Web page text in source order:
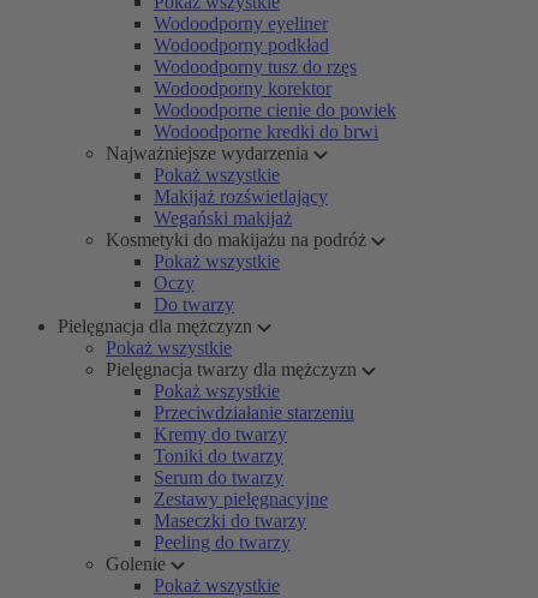
Wodoodporny eyeliner
Wodoodporny podkład
Wodoodporny tusz do rzęs
Wodoodporny korektor
Wodoodporne cienie do powiek
Wodoodporne kredki do brwi
Najważniejsze wydarzenia
Pokaż wszystkie
Makijaż rozświetlający
Wegański makijaż
Kosmetyki do makijażu na podróż
Pokaż wszystkie
Oczy
Do twarzy
Pielęgnacja dla mężczyzn
Pokaż wszystkie
Pielęgnacja twarzy dla mężczyzn
Pokaż wszystkie
Przeciwdziałanie starzeniu
Kremy do twarzy
Toniki do twarzy
Serum do twarzy
Zestawy pielęgnacyjne
Maseczki do twarzy
Peeling do twarzy
Golenie
Pokaż wszystkie